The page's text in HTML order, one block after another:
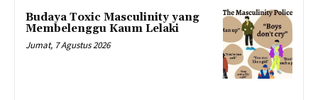
Budaya Toxic Masculinity yang
Membelenggu Kaum Lelaki
Jumat, 7 Agustus 2026